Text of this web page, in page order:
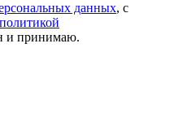
данных, с
политикой
и принимаю.